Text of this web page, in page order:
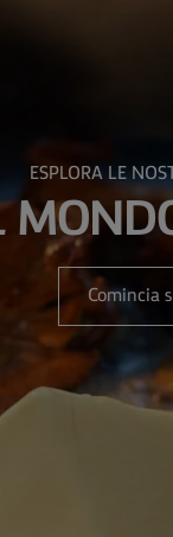
ESPLORA LE
Comincia